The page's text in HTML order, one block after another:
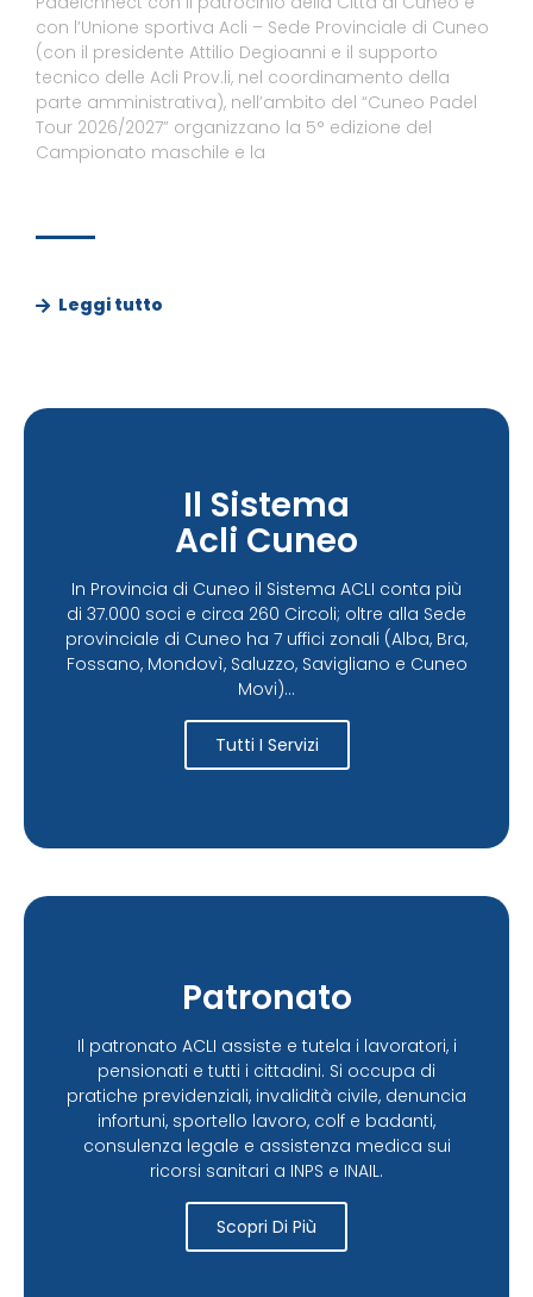
con l’Unione sportiva Acli – Sede Provinciale di Cuneo
(con il presidente Attilio Degioanni e il supporto
tecnico delle Acli Prov.li, nel coordinamento della
parte amministrativa), nell’ambito del “Cuneo Padel
Tour 2026/2027” organizzano la 5° edizione del
Campionato maschile e la
Leggi tutto
Il Sistema
Acli Cuneo
In Provincia di Cuneo il Sistema ACLI conta più
di 37.000 soci e circa 260 Circoli; oltre alla Sede
provinciale di Cuneo ha 7 uffici zonali (Alba, Bra,
Fossano, Mondovì, Saluzzo, Savigliano e Cuneo
Movi)...
Tutti I Servizi
Patronato
Il patronato ACLI assiste e tutela i lavoratori, i
pensionati e tutti i cittadini. Si occupa di
pratiche previdenziali, invalidità civile, denuncia
infortuni, sportello lavoro, colf e badanti,
consulenza legale e assistenza medica sui
ricorsi sanitari a INPS e INAIL.
Scopri Di Più